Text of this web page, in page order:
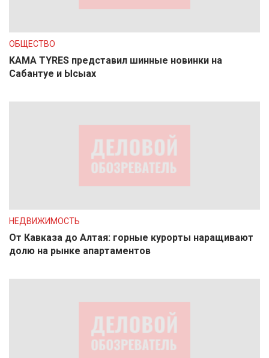
ОБЩЕСТВО
KAMA TYRES представил шинные новинки на
Сабантуе и Ысыах
НЕДВИЖИМОСТЬ
От Кавказа до Алтая: горные курорты наращивают
долю на рынке апартаментов